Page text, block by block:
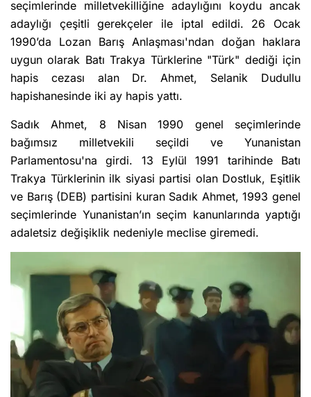
seçimlerinde milletvekilliğine adaylığını koydu ancak
adaylığı çeşitli gerekçeler ile iptal edildi. 26 Ocak
1990’da Lozan Barış Anlaşması'ndan doğan haklara
uygun olarak Batı Trakya Türklerine "Türk" dediği için
hapis cezası alan Dr. Ahmet, Selanik Dudullu
hapishanesinde iki ay hapis yattı.
Sadık Ahmet, 8 Nisan 1990 genel seçimlerinde
bağımsız milletvekili seçildi ve Yunanistan
Parlamentosu'na girdi. 13 Eylül 1991 tarihinde Batı
Trakya Türklerinin ilk siyasi partisi olan Dostluk, Eşitlik
ve Barış (DEB) partisini kuran Sadık Ahmet, 1993 genel
seçimlerinde Yunanistan’ın seçim kanunlarında yaptığı
adaletsiz değişiklik nedeniyle meclise giremedi.